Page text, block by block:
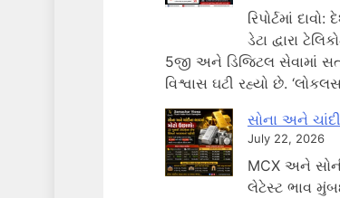
રિપોર્ટમાં
ડેટા દ્વારા
5જી અને ડિજિટલ સેવામાં
વિશ્વાસ ઘટી રહ્યો છે.
સોના અને
July 22, 2026
MCX અને
લેટેસ્ટ ભાવ